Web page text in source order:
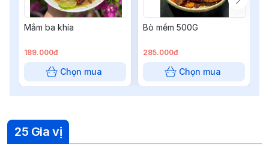
Mắm ba khía
189.000đ
Chọn mua
Bò mềm 500G
285.000đ
Chọn mua
25 Gia vị